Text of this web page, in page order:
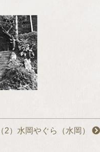
（2）水岡やぐら（水岡）